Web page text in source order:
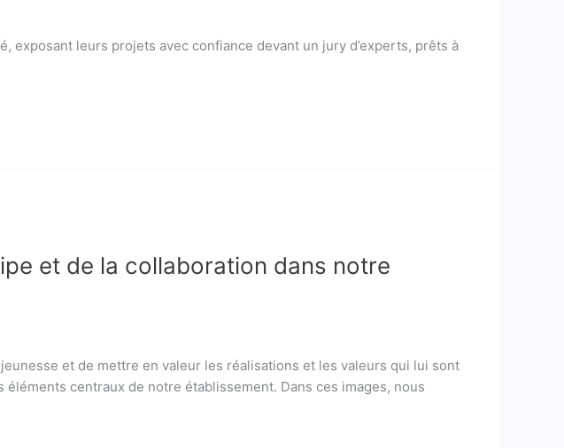
leurs projets avec confiance devant un jury d’experts, prêts à
et de la collaboration dans notre
et de mettre en valeur les réalisations et les valeurs qui lui sont
centraux de notre établissement. Dans ces images, nous